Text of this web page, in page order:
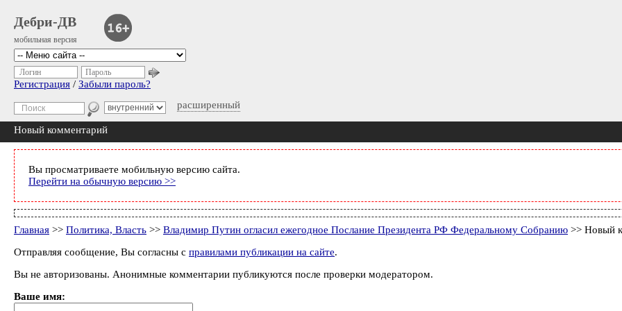
Дебри-ДВ
мобильная версия
расширенный
Логин Пароль
Регистрация / Забыли пароль?
Новый комментарий
Вы просматриваете мобильную версию сайта.
Перейти на обычную версию >>
Главная >> Политика, Власть >> Владимир Путин огласил ежегодное Послание Президента РФ Федеральному Собранию >> Новый
Отправляя сообщение, Вы согласны с правилами публикации на сайте.
Вы не авторизованы. Анонимные комментарии публикуются после проверки модератором.
Ваше имя: